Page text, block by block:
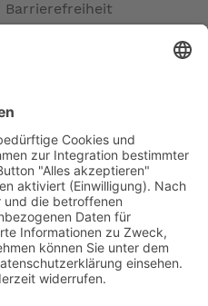
Barrierefreiheit
Versand
MS
bei Reparatur